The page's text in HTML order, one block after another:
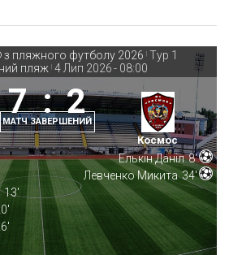
з пляжного футболу 2026 | Тур 1
пляж | 4 Лип 2026- 08:00
7 : 2
МАТЧ ЗАВЕРШЕНИЙ
Космос
13'
Елькін Даніл 8'
Левченко Микита 34'